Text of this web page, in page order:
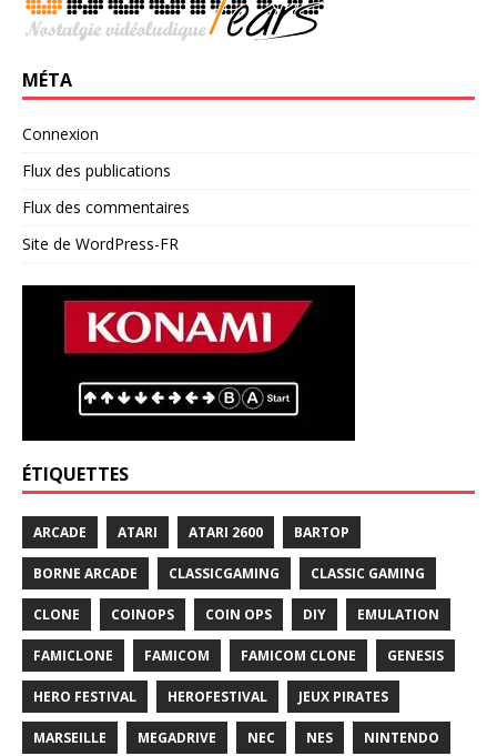
MÉTA
Connexion
Flux des publications
Flux des commentaires
Site de WordPress-FR
ÉTIQUETTES
ARCADE ATARI ATARI 2600 BARTOP
BORNE ARCADE CLASSICGAMING CLASSIC GAMING
CLONE COINOPS COIN OPS DIY EMULATION
FAMICLONE FAMICOM FAMICOM CLONE GENESIS
HERO FESTIVAL HEROFESTIVAL JEUX PIRATES
MARSEILLE MEGADRIVE NEC NES NINTENDO